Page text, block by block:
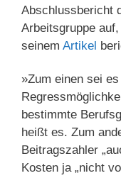
Abschlussbericht
Arbeitsgruppe
seinem Artikel
»Zum einen sei
bestimmte
heißt es. Zum
Beitragszahler
Kosten ja „nicht